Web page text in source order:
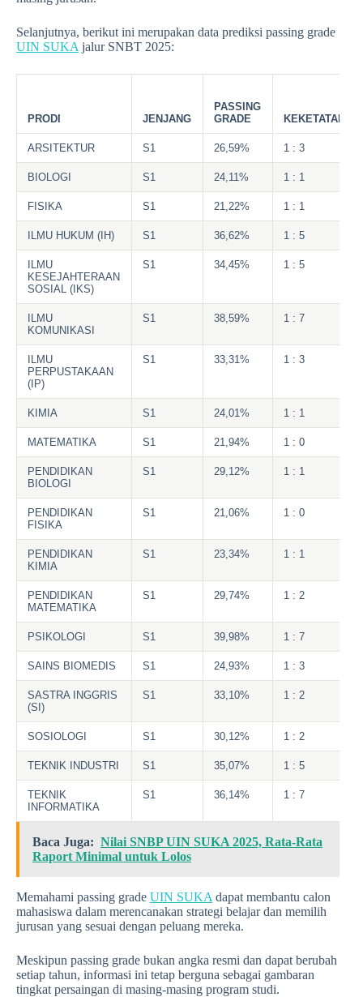
Selanjutnya, berikut ini merupakan data prediksi passing grade
UIN SUKA jalur SNBT 2025:
PRODI JENJANG
PASSING
GRADE
KEKETATAN
ARSITEKTUR S1 26,59% 1 : 3
BIOLOGI S1 24,11% 1 : 1
FISIKA S1 21,22% 1 : 1
ILMU HUKUM (IH) S1 36,62% 1 : 5
ILMU
KESEJAHTERAAN
SOSIAL (IKS)
S1 34,45% 1 : 5
ILMU
KOMUNIKASI
S1 38,59% 1 : 7
ILMU
PERPUSTAKAAN
(IP)
S1 33,31% 1 : 3
KIMIA S1 24,01% 1 : 1
MATEMATIKA S1 21,94% 1 : 0
PENDIDIKAN
BIOLOGI
S1 29,12% 1 : 1
PENDIDIKAN
FISIKA
S1 21,06% 1 : 0
PENDIDIKAN
KIMIA
S1 23,34% 1 : 1
PENDIDIKAN
MATEMATIKA
S1 29,74% 1 : 2
PSIKOLOGI S1 39,98% 1 : 7
SAINS BIOMEDIS S1 24,93% 1 : 3
SASTRA INGGRIS
(SI)
S1 33,10% 1 : 2
SOSIOLOGI S1 30,12% 1 : 2
TEKNIK INDUSTRI S1 35,07% 1 : 5
TEKNIK
INFORMATIKA
S1 36,14% 1 : 7
Baca Juga: Nilai SNBP UIN SUKA 2025, Rata-Rata
Raport Minimal untuk Lolos
Memahami passing grade UIN SUKA dapat membantu calon
mahasiswa dalam merencanakan strategi belajar dan memilih
jurusan yang sesuai dengan peluang mereka.
Meskipun passing grade bukan angka resmi dan dapat berubah
setiap tahun, informasi ini tetap berguna sebagai gambaran
tingkat persaingan di masing-masing program studi.